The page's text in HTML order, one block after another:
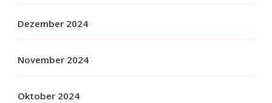
Dezember 2024
November 2024
Oktober 2024